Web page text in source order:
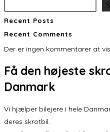
Recent Posts
Recent Comments
Der er ingen kommentarer at
Få den højeste
Danmark
Vi hjælper bilejere i hele
deres skrotbil.